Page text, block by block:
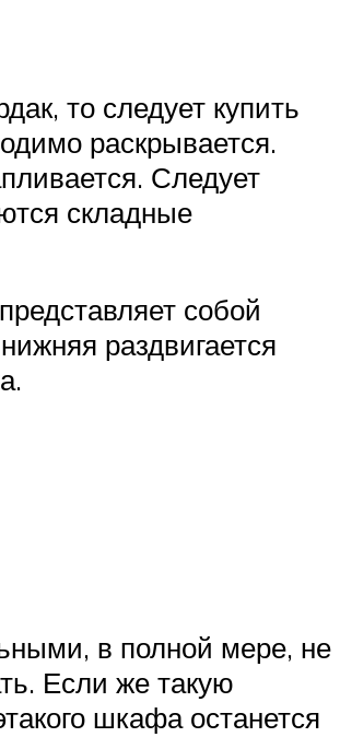
то следует купить
раскрывается.
Следует
складные
собой
раздвигается
в полной мере, не
Если же такую
шкафа останется